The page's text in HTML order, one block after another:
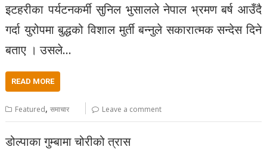
इटहरीका पर्यटनकर्मी सुनिल भुसालले नेपाल भ्रमण बर्ष आउँदै
गर्दा युरोपमा बुद्धको विशाल मुर्ती बन्नुले सकारात्मक सन्देस दिने
बताए । उसले…
READ MORE
Featured,समाचार Leave a comment
डोल्पाका गुम्बामा चोरीको त्रास